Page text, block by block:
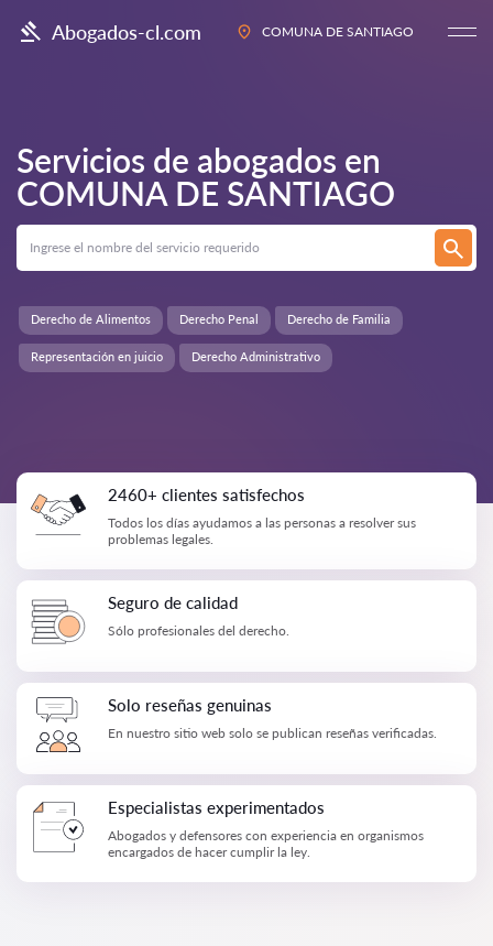
Abogados-cl.com COMUNA DE SANTIAGO
Servicios de abogados en
COMUNA DE SANTIAGO
Derecho Administrativo
Derecho de Alimentos Derecho Penal Derecho de Familia
Representación en juicio
2460+ clientes satisfechos
Todos los días ayudamos a las personas a resolver sus
problemas legales.
Seguro de calidad
Sólo profesionales del derecho.
Solo reseñas genuinas
En nuestro sitio web solo se publican reseñas verificadas.
Especialistas experimentados
Abogados y defensores con experiencia en organismos
encargados de hacer cumplir la ley.